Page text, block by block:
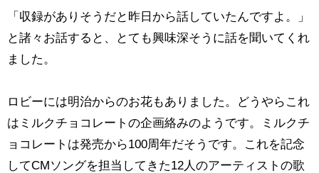
「収録がありそうだと昨日から話していたんですよ。」
と諸々お話すると、とても興味深そうに話を聞いてくれ
ました。
ロビーには明治からのお花もありました。どうやらこれ
はミルクチョコレートの企画絡みのようです。ミルクチ
ョコレートは発売から100周年だそうです。これを記念
してCMソングを担当してきた12人のアーティストの歌